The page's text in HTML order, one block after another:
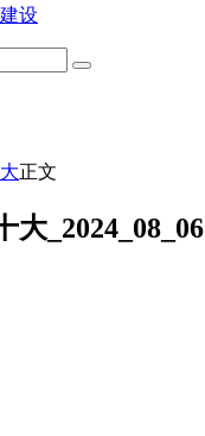
设
正文
大_2024_08_06